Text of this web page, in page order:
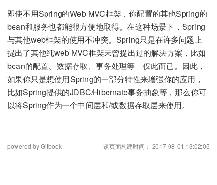
即使不用Spring的Web MVC框架，你配置的其他Spring的
bean和服务也都能很方便地取得。在这种场景下，Spring
与其他web框架的使用不冲突。Spring只是在许多问题上
提出了其他纯web MVC框架未曾提出过的解决方案，比如
bean的配置、数据存取、事务处理等，仅此而已。因此，
如果你只是想使用Spring的一部分特性来增强你的应用，
比如Spring提供的JDBC/Hibernate事务抽象等，那么你可
以将Spring作为一个中间层和/或数据存取层来使用。
powered by Gitbook 该页面构建时间： 2017-08-01 13:02:05